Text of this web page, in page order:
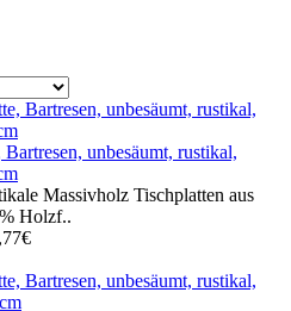
unbesäumt, rustikal,
Massivholz Tischplatten aus
Holzf..